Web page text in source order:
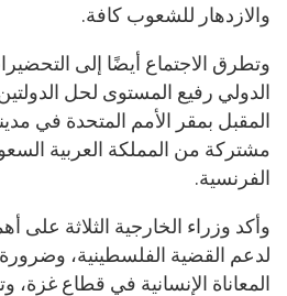
والازدهار للشعوب كافة.
وتطرق الاجتماع أيضًا إلى
الدولي رفيع المستوى لحل
المقبل بمقر الأمم المتحدة في
مشتركة من المملكة العربية
الفرنسية.
وأكد وزراء الخارجية الثلاثة على
لدعم القضية الفلسطينية، وضرورة
المعاناة الإنسانية في قطاع غزة،